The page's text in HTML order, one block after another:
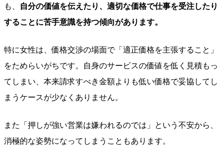
も、
自分の価値を伝えたり、適切な価格で仕事を受注したり
することに苦手意識を持つ傾向があります。
特に女性は、価格交渉の場面で「適正価格を主張すること」
をためらいがちです。自身のサービスの価値を低く見積もっ
てしまい、本来請求すべき金額よりも低い価格で妥協してし
まうケースが少なくありません。
また「押しが強い営業は嫌われるのでは」という不安から、
消極的な姿勢になってしまうこともあります。